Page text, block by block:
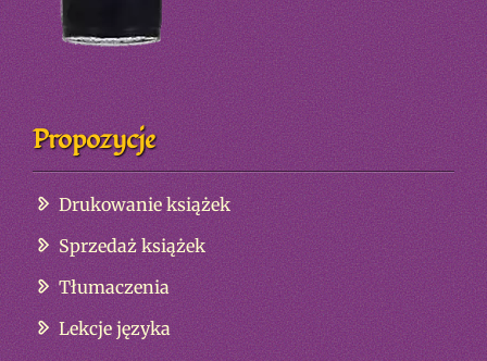
Propozycje
Drukowanie książek
Sprzedaż książek
Tłumaczenia
Lekcje języka